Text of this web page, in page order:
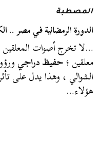
المصطبة
الدورة الرمضانية في مصر
…لا تخرج أصوات المعلقين
معلقين ؛حفيظ دراجي
الشوالي ، وهذا يدل على
هؤلاء…